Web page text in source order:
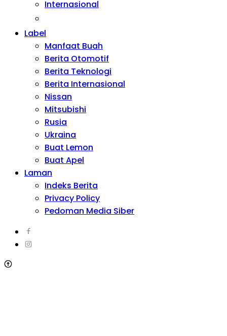
Internasional
Label
Manfaat Buah
Berita Otomotif
Berita Teknologi
Berita Internasional
Nissan
Mitsubishi
Rusia
Ukraina
Buat Lemon
Buat Apel
Laman
Indeks Berita
Privacy Policy
Pedoman Media Siber